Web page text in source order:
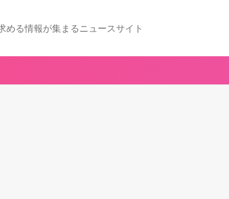
める情報が集まるニュースサイト